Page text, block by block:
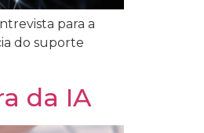
para a
do suporte
da IA